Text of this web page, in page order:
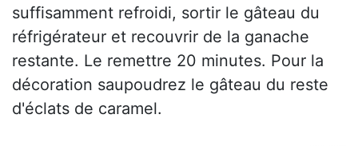
suffisamment refroidi, sortir le gâteau du
réfrigérateur et recouvrir de la ganache
restante. Le remettre 20 minutes. Pour la
décoration saupoudrez le gâteau du reste
d'éclats de caramel.